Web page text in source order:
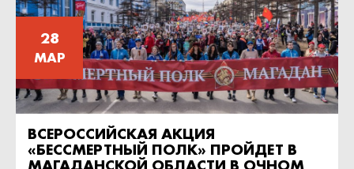
28
МАР
ВСЕРОССИЙСКАЯ АКЦИЯ
«БЕССМЕРТНЫЙ ПОЛК» ПРОЙДЕТ В